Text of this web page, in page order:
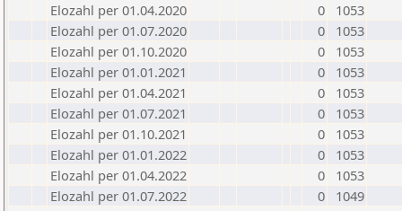
Elozahl per 01.04.2020
0
1053
Elozahl per 01.07.2020
0
1053
Elozahl per 01.10.2020
0
1053
Elozahl per 01.01.2021
0
1053
Elozahl per 01.04.2021
0
1053
Elozahl per 01.07.2021
0
1053
Elozahl per 01.10.2021
0
1053
Elozahl per 01.01.2022
0
1053
Elozahl per 01.04.2022
0
1053
Elozahl per 01.07.2022
0
1049